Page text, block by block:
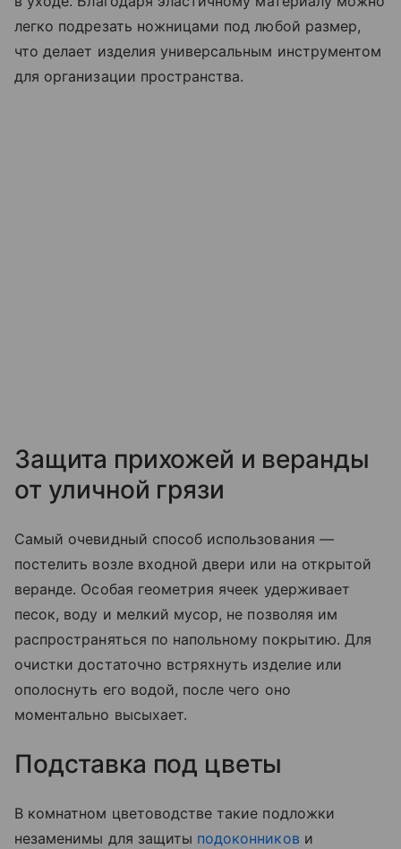
легко подрезать ножницами под любой размер,
что делает изделия универсальным инструментом
для организации пространства.
Защита прихожей и веранды
от уличной грязи
Самый очевидный способ использования —
постелить возле входной двери или на открытой
веранде. Особая геометрия ячеек удерживает
песок, воду и мелкий мусор, не позволяя им
распространяться по напольному покрытию. Для
очистки достаточно встряхнуть изделие или
ополоснуть его водой, после чего оно
моментально высыхает.
Подставка под цветы
В комнатном цветоводстве такие подложки
незаменимы для защиты подоконников и